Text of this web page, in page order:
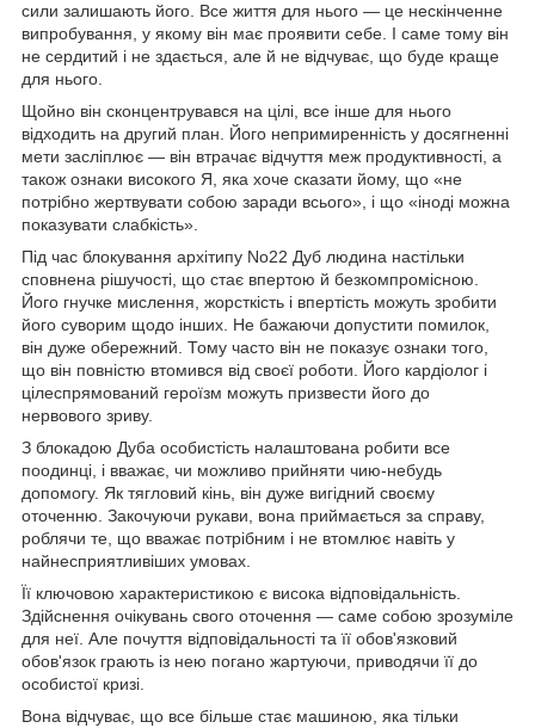
сили залишають його. Все життя для нього — це нескінченне
випробування, у якому він має проявити себе. І саме тому він
не сердитий і не здається, але й не відчуває, що буде краще
для нього.
Щойно він сконцентрувався на цілі, все інше для нього
відходить на другий план. Його непримиренність у досягненні
мети засліплює — він втрачає відчуття меж продуктивності, а
також ознаки високого Я, яка хоче сказати йому, що «не
потрібно жертвувати собою заради всього», і що «іноді можна
показувати слабкість».
Під час блокування архітипу No22 Дуб людина настільки
сповнена рішучості, що стає впертою й безкомпромісною.
Його гнучке мислення, жорсткість і впертість можуть зробити
його суворим щодо інших. Не бажаючи допустити помилок,
він дуже обережний. Тому часто він не показує ознаки того,
що він повністю втомився від своєї роботи. Його кардіолог і
цілеспрямований героїзм можуть призвести його до
нервового зриву.
З блокадою Дуба особистість налаштована робити все
поодинці, і вважає, чи можливо прийняти чию-небудь
допомогу. Як тягловий кінь, він дуже вигідний своєму
оточенню. Закочуючи рукави, вона приймається за справу,
роблячи те, що вважає потрібним і не втомлює навіть у
найнесприятливіших умовах.
Її ключовою характеристикою є висока відповідальність.
Здійснення очікувань свого оточення — саме собою зрозуміле
для неї. Але почуття відповідальності та її обов'язковий
обов'язок грають із нею погано жартуючи, приводячи її до
особистої кризі.
Вона відчуває, що все більше стає машиною, яка тільки